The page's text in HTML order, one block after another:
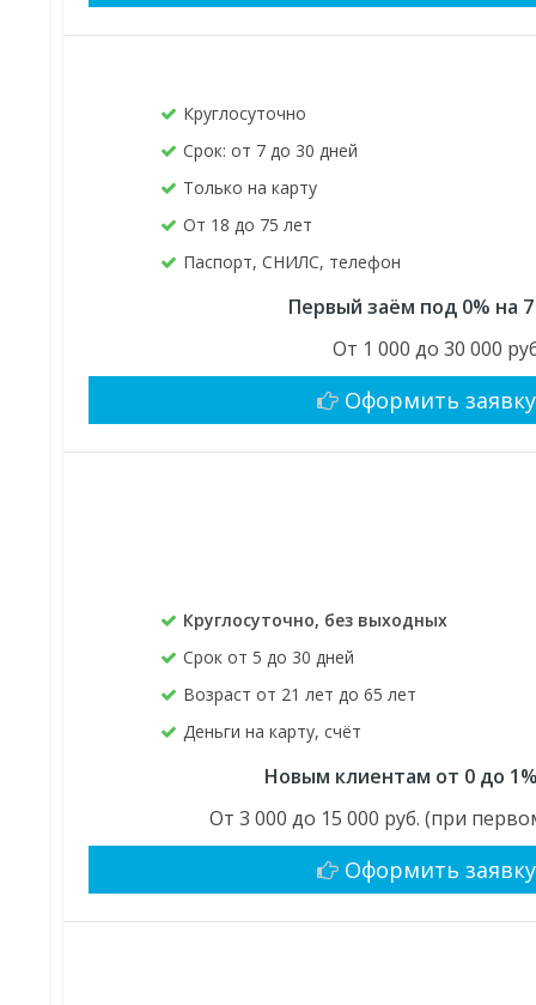
Круглосуточно
Срок: от 7 до 30 дней
Только на карту
От 18 до 75 лет
Паспорт, СНИЛС, телефон
Первый заём под 0% на
От 1 000 до 30 000
Оформить заявку
Круглосуточно, без выходных
Срок от 5 до 30 дней
Возраст от 21 лет до 65 лет
Деньги на карту, счёт
Новым клиентам от 0 до
От 3 000 до 15 000 руб. (при
Оформить заявку